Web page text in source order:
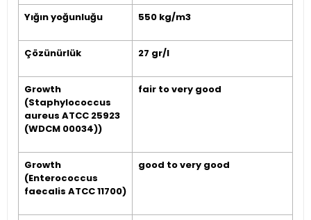
Yığın yoğunluğu 550 kg/m3
Çözünürlük 27 gr/l
Growth
(Staphylococcus
aureus ATCC 25923
(WDCM 00034))
fair to very good
Growth
(Enterococcus
faecalis ATCC 11700)
good to very good